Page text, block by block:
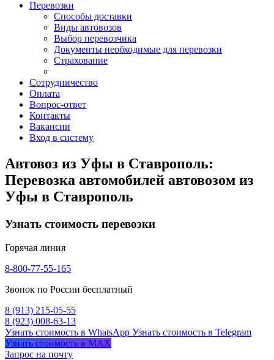
Перевозки
Способы доставки
Виды автовозов
Выбор перевозчика
Документы необходимые для перевозки
Страхование
Сотрудничество
Оплата
Вопрос-ответ
Контакты
Вакансии
Вход в систему
Автовоз из Уфы в Ставрополь:
Перевозка автомобилей автовозом из
Уфы в Ставрополь
Узнать стоимость перевозки
Горячая линия
8-800-77-55-165
Звонок по России бесплатный
8 (913) 215-05-55
8 (923) 008-63-13
Узнать стоимость в WhatsApp Узнать стоимость в Telegram
Узнать стоимость в MAX
Запрос на почту